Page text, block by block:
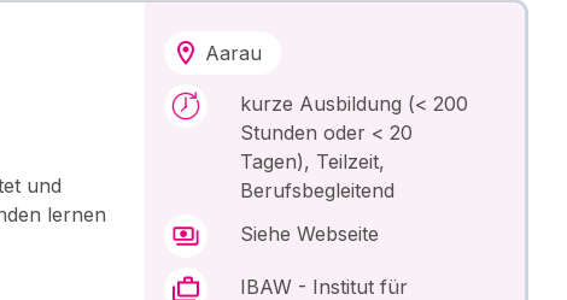
und
lernen
Aarau
kurze Ausbildung (< 200
Stunden oder < 20
Tagen), Teilzeit,
Berufsbegleitend
Siehe Webseite
IBAW - Institut für